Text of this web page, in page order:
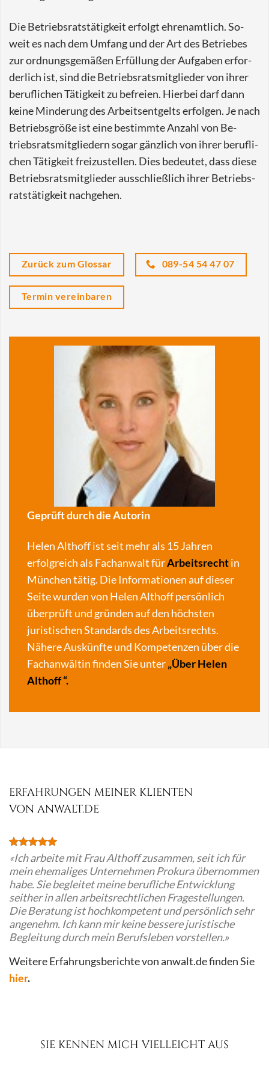
Die Be­triebs­rat­s­tä­tig­keit er­folgt eh­ren­amt­lich. So­
weit es nach dem Um­fang und der Art des Be­trie­bes
zur ord­nungs­ge­mä­ßen Er­fül­lung der Auf­ga­ben er­for­
der­lich ist, sind die Be­triebs­rats­mit­glie­der von ihrer
be­ruf­li­chen Tä­tig­keit zu be­frei­en. Hier­bei darf dann
keine Min­de­rung des Ar­beits­ent­gelts er­fol­gen. Je nach
Be­triebs­grö­ße ist eine be­stimm­te An­zahl von Be­
triebs­rats­mit­glie­dern sogar gänz­lich von ihrer be­ruf­li­
chen Tä­tig­keit frei­zu­stel­len. Dies be­deu­tet, dass diese
Be­triebs­rats­mit­glie­der aus­schließ­lich ihrer Be­triebs­
rat­s­tä­tig­keit nach­ge­hen.
Zurück zum Glossar 089-54 54 47 07
Termin vereinbaren
Geprüft durch die Autorin
Helen Althoff ist seit mehr als 15 Jahren
erfolgreich als Fachanwalt fürArbeitsrechtin
München tätig. Die Informationen auf dieser
Seite wurden von Helen Althoff persönlich
überprüft und gründen auf den höchsten
juristischen Standards des Arbeitsrechts.
Nähere Auskünfte und Kompetenzen über die
Fachanwältin finden Sie unter„Über Helen
Althoff“.
ERFAHRUNGEN MEINER KLIENTEN
VON ANWALT.DE
«Ich arbeite mit Frau Althoff zusammen, seit ich für
mein ehemaliges Unternehmen Prokura übernommen
habe. Sie begleitet meine berufliche Entwicklung
seither in allen arbeitsrechtlichen Fragestellungen.
Die Beratung ist hochkompetent und persönlich sehr
angenehm. Ich kann mir keine bessere juristische
Begleitung durch mein Berufsleben vorstellen.»
Weitere Erfahrungsberichte von anwalt.de finden Sie
hier.
SIE KENNEN MICH VIELLEICHT AUS